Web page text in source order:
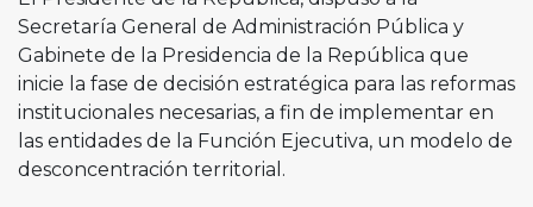
Secretaría General de Administración Pública y
Gabinete de la Presidencia de la República que
inicie la fase de decisión estratégica para las reformas
institucionales necesarias, a fin de implementar en
las entidades de la Función Ejecutiva, un modelo de
desconcentración territorial.